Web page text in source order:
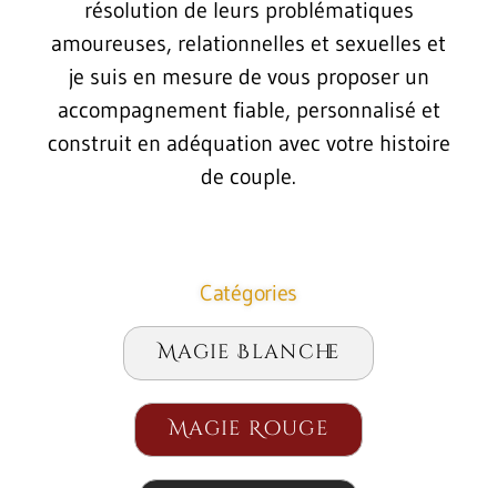
résolution de leurs problématiques
amoureuses, relationnelles et sexuelles et
je suis en mesure de vous proposer un
accompagnement fiable, personnalisé et
construit en adéquation avec votre histoire
de couple.
Catégories
Magie Blanche
Magie Rouge